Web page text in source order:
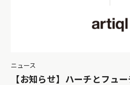
ニュース
【お知らせ】ハーチとフュ